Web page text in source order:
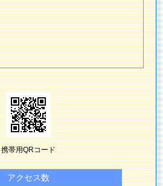
携帯用QRコード
アクセス数